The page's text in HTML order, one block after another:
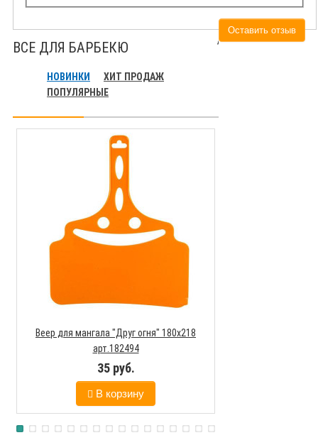
Оставить отзыв
ВСЕ ДЛЯ БАРБЕКЮ
НОВИНКИ
ХИТ ПРОДАЖ
ПОПУЛЯРНЫЕ
Веер для мангала "Друг огня" 180х218
арт.182494
35 руб.
В корзину